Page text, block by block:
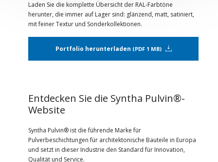
Laden Sie die komplette Übersicht der RAL-Farbtöne
herunter, die immer auf Lager sind: glänzend, matt, satiniert,
mit feiner Textur und Sonderkollektionen.
Portfolio herunterladen PDF 1 MB
Entdecken Sie die Syntha Pulvin®-
Website
Syntha Pulvin® ist die führende Marke für
Pulverbeschichtungen für architektonische Bauteile in Europa
und setzt in dieser Industrie den Standard für Innovation,
Qualität und Service.